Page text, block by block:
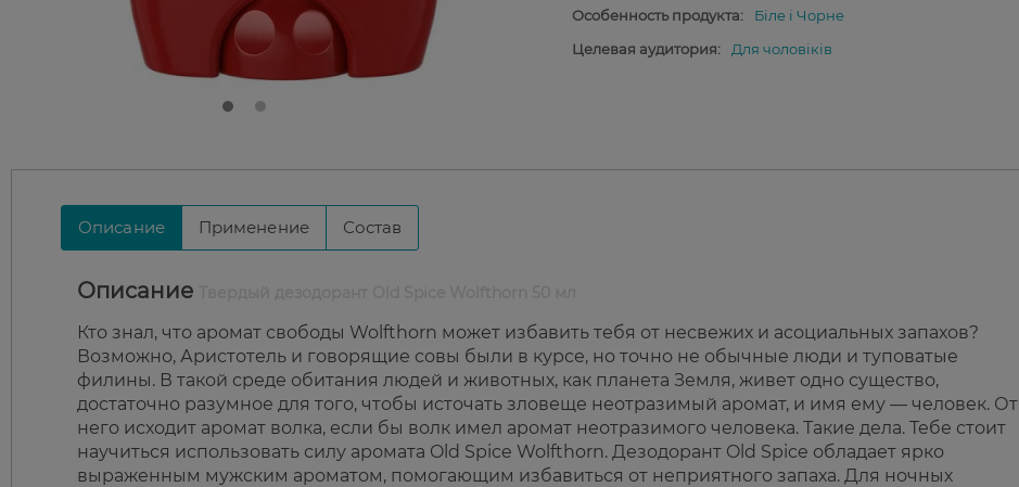
Особенность продукта:
Біле і Чорне
Целевая аудитория:
Для чоловіків
Описание Применение Состав
Описание
Кто знал, что аромат свободы Wolfthorn может избавить тебя от несвежих и асоциальных запахов?
Возможно, Аристотель и говорящие совы были в курсе, но точно не обычные люди и туповатые
филины. В такой среде обитания людей и животных, как планета Земля, живет одно существо,
достаточно разумное для того, чтобы источать зловеще неотразимый аромат, и имя ему — человек. От
него исходит аромат волка, если бы волк имел аромат неотразимого человека. Такие дела. Тебе стоит
научиться использовать силу аромата Old Spice Wolfthorn. Дезодорант Old Spice обладает ярко
выраженным мужским ароматом, помогающим избавиться от неприятного запаха. Для ночных